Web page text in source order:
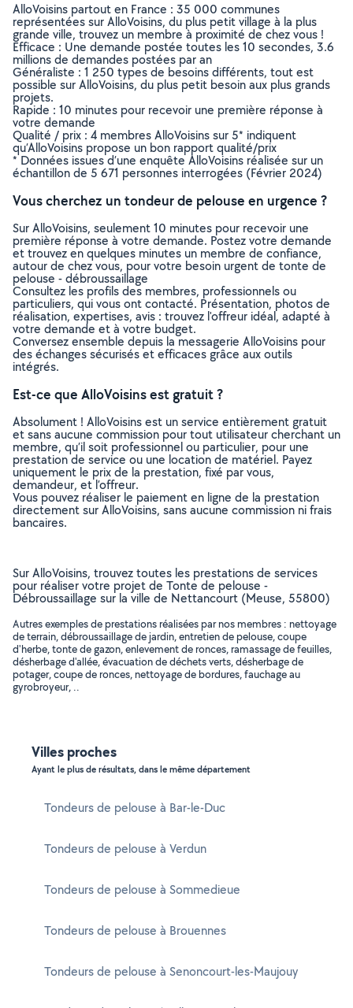
AlloVoisins partout en France : 35 000 communes
représentées sur AlloVoisins, du plus petit village à la plus
grande ville, trouvez un membre à proximité de chez vous !
Efficace : Une demande postée toutes les 10 secondes, 3.6
millions de demandes postées par an
Généraliste : 1 250 types de besoins différents, tout est
possible sur AlloVoisins, du plus petit besoin aux plus grands
projets.
Rapide : 10 minutes pour recevoir une première réponse à
votre demande
Qualité / prix : 4 membres AlloVoisins sur 5* indiquent
qu’AlloVoisins propose un bon rapport qualité/prix
* Données issues d’une enquête AlloVoisins réalisée sur un
échantillon de 5 671 personnes interrogées (Février 2024)
Vous cherchez un tondeur de pelouse en urgence ?
Sur AlloVoisins, seulement 10 minutes pour recevoir une
première réponse à votre demande. Postez votre demande
et trouvez en quelques minutes un membre de confiance,
autour de chez vous, pour votre besoin urgent de tonte de
pelouse - débroussaillage
Consultez les profils des membres, professionnels ou
particuliers, qui vous ont contacté. Présentation, photos de
réalisation, expertises, avis : trouvez l'offreur idéal, adapté à
votre demande et à votre budget.
Conversez ensemble depuis la messagerie AlloVoisins pour
des échanges sécurisés et efficaces grâce aux outils
intégrés.
Est-ce que AlloVoisins est gratuit ?
Absolument ! AlloVoisins est un service entièrement gratuit
et sans aucune commission pour tout utilisateur cherchant un
membre, qu’il soit professionnel ou particulier, pour une
prestation de service ou une location de matériel. Payez
uniquement le prix de la prestation, fixé par vous,
demandeur, et l’offreur.
Vous pouvez réaliser le paiement en ligne de la prestation
directement sur AlloVoisins, sans aucune commission ni frais
bancaires.
Sur AlloVoisins, trouvez toutes les prestations de services
pour réaliser votre projet de Tonte de pelouse -
Débroussaillage sur la ville de Nettancourt (Meuse, 55800)
Autres exemples de prestations réalisées par nos membres : nettoyage
de terrain, débroussaillage de jardin, entretien de pelouse, coupe
d'herbe, tonte de gazon, enlevement de ronces, ramassage de feuilles,
désherbage d'allée, évacuation de déchets verts, désherbage de
potager, coupe de ronces, nettoyage de bordures, fauchage au
gyrobroyeur, ..
Villes proches
Ayant le plus de résultats, dans le même département
Tondeurs de pelouse à Bar-le-Duc
Tondeurs de pelouse à Verdun
Tondeurs de pelouse à Sommedieue
Tondeurs de pelouse à Brouennes
Tondeurs de pelouse à Senoncourt-les-Maujouy